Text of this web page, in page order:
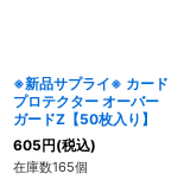
※新品サプライ※ カード
プロテクター オーバー
ガードZ【50枚入り】
605円(税込)
在庫数165個